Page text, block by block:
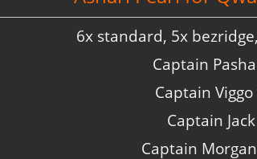
6x standard, 5x
Captain
Captain Viggo
Captain
Captain